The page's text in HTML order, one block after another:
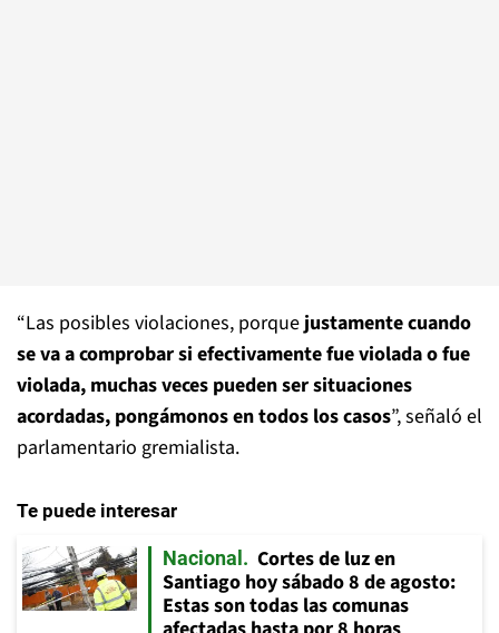
“Las posibles violaciones, porquejustamente cuando
se va a comprobar si efectivamente fue violada o fue
violada, muchas veces pueden ser situaciones
acordadas, pongámonos en todos los casos”, señaló el
parlamentario gremialista.
Te puede interesar
Nacional
Cortes de luz en
Santiago hoy sábado 8 de agosto:
Estas son todas las comunas